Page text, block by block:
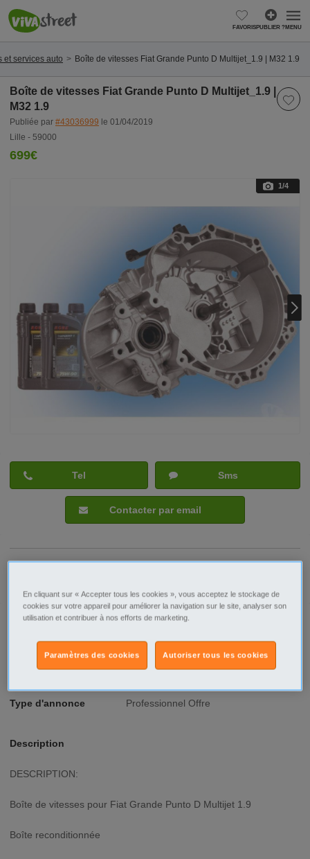
FAVORISPUBLIER ?MENU
et services auto Boîte de vitesses Fiat Grande Punto D Multijet_1.9 | M32 1.9
Boîte de vitesses Fiat Grande Punto D Multijet_1.9 |
M32 1.9
Publiée par #43036999 le 01/04/2019
Lille - 59000
699€
1/4
Prix
699€
Ville/Code postal
Nord-Pas-de-Calais
Nord
Lille
Type d'annonce Professionnel Offre
Description
DESCRIPTION:
Boîte de vitesses pour Fiat Grande Punto D Multijet 1.9
Boîte reconditionnée
Tel Sms
Contacter par email
En cliquant sur « Accepter tous les cookies », vous acceptez le stockage de
cookies sur votre appareil pour améliorer la navigation sur le site, analyser son
utilisation et contribuer à nos efforts de marketing.
Autoriser tous les cookies
Paramètres des cookies